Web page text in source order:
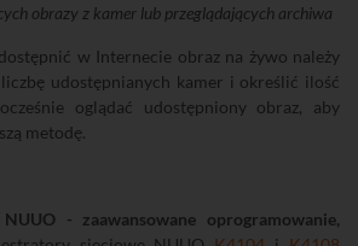
obrazy z kamer lub przeglądających archiwa
w Internecie obraz na żywo należy
udostępnianych kamer i określić ilość
oglądać udostępniony obraz, aby
metodę.
- zaawansowane oprogramowanie,